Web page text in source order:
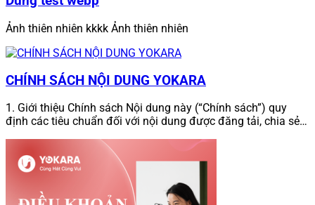
Ảnh thiên nhiên kkkk Ảnh thiên nhiên
CHÍNH SÁCH NỘI DUNG YOKARA
1. Giới thiệu Chính sách Nội dung này (“Chính sách”) quy
định các tiêu chuẩn đối với nội dung được đăng tải, chia sẻ…